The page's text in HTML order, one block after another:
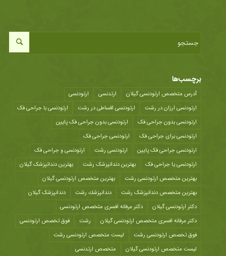
برچسب‌ها
آدرس متخصص ارتودنسی گیلان ارتدنسی
ارتودنسی
ارتودنسی ارزان در رشت
ارتودنسی اقساطی در رشت
ارتودنسی با جراحی فک
ارتودنسی بدون جراحی فک
ارتودنسی بدون جراحی فک پایین
ارتودنسی برای جراحی فک
ارتودنسی جراحی فک
ارتودنسی جراحی فک پایین
ارتودنسی رشت
ارتودنسی و جراحی فک
ارتودنسی یا جراحی فک
بهترین دندانپزشک رشت
بهترین دندانپزشک گیلان
بهترین متخصص ارتودنسی رشت
بهترین متخصص ارتودنسی گیلان
بهترین متخصص دندانپزشک رشت
دندانپزشك رشت
دندانپزشک گیلان
دکتر ارتودنسی گیلان
دکتر عرفانه افسری متخصص ارتودنسی
دکتر عرفانه افسری متخصص ارتودنسی گیلان
رشت
فوق تخصص ارتودنسی
فوق تخصص ارتودنسی رشت
لیست متخصص ارتودنسی رشت
لیست متخصص ارتودنسی گیلان
متخصص ارتدنسی